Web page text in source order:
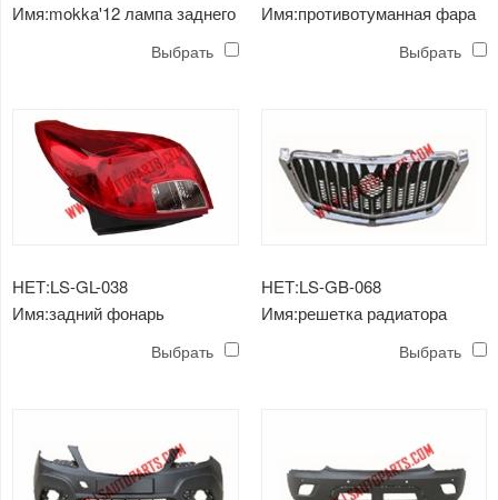
Имя:mokka'12 лампа заднего
Выбрать
Имя:противотуманная фара
Выбрать
НЕТ:LS-GL-038
Имя:задний фонарь
Выбрать
НЕТ:LS-GB-068
Имя:решетка радиатора
Выбрать